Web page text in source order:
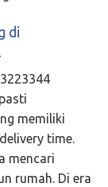
di
memiliki
time.
mencari
rumah. Di era